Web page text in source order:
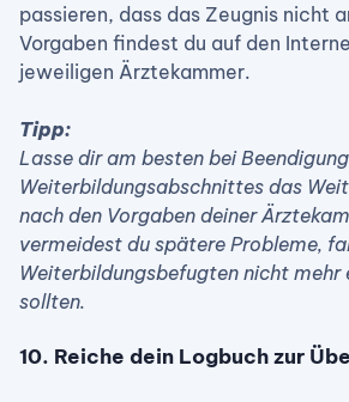
passieren, dass das Zeugnis nicht
Vorgaben findest du auf den
jeweiligen Ärztekammer.
Tipp:
Lasse dir am besten bei
Weiterbildungsabschnittes das
nach den Vorgaben deiner
vermeidest du spätere Probleme,
Weiterbildungsbefugten nicht mehr
sollten.
10. Reiche dein Logbuch zur